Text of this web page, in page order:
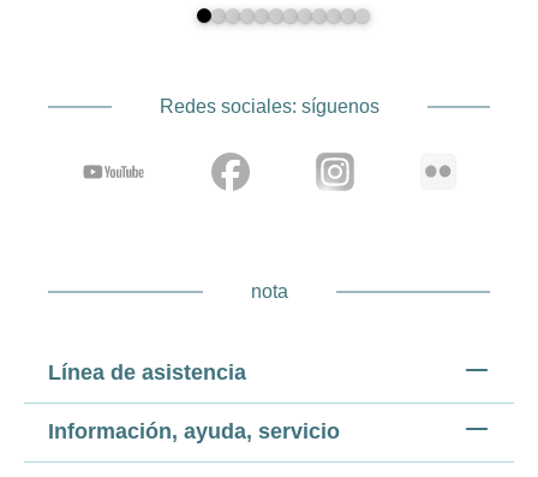
Redes sociales: síguenos
nota
Línea de asistencia
Información, ayuda, servicio